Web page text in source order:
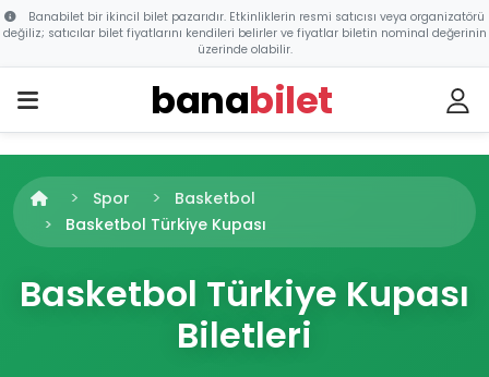
Banabilet bir ikincil bilet pazarıdır. Etkinliklerin resmi satıcısı veya organizatörü
değiliz; satıcılar bilet fiyatlarını kendileri belirler ve fiyatlar biletin nominal değerinin
üzerinde olabilir.
banabilet
Spor
Basketbol
Basketbol Türkiye Kupası
Basketbol Türkiye Kupası
Biletleri